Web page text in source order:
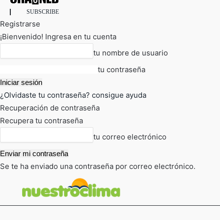
SUBSCRIBE
Registrarse
¡Bienvenido! Ingresa en tu cuenta
tu nombre de usuario
tu contraseña
¿Olvidaste tu contraseña? consigue ayuda
Recuperación de contraseña
Recupera tu contraseña
tu correo electrónico
Se te ha enviado una contraseña por correo electrónico.